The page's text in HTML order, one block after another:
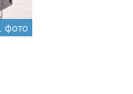
фото